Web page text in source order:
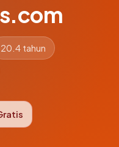
20.4 tahun